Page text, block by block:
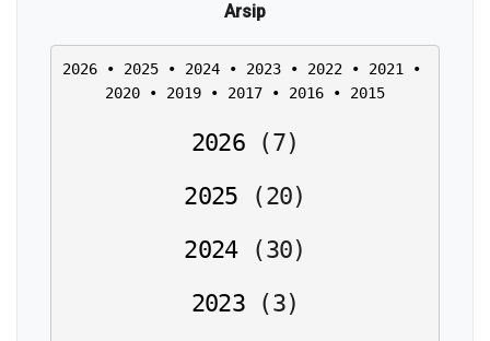
Arsip
2026 • 2025 • 2024 • 2023 • 2022 • 2021
2020 • 2019 • 2017 • 2016 • 2015
2026 (7)
2025
(20)
2024
(30)
2023
(3)